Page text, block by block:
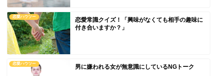
恋愛ハウツー
恋愛常識クイズ！「興味がなくても相手の趣味に
付き合いますか？」
恋愛ハウツー 男に嫌われる女が無意識にしているNGトーク